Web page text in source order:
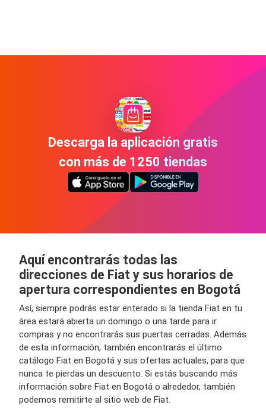
Descarga la aplicación gratis
con más de 1250 tiendas
Aquí encontrarás todas las
direcciones de Fiat y sus horarios de
apertura correspondientes en Bogotá
Así, siempre podrás estar enterado si la tienda Fiat en tu
área estará abierta un domingo o una tarde para ir
compras y no encontrarás sus puertas cerradas. Además
de esta información, también encontrarás el último
catálogo Fiat en Bogotá y sus ofertas actuales, para que
nunca te pierdas un descuento. Si estás buscando más
información sobre Fiat en Bogotá o alrededor, también
podemos remitirte al sitio web de Fiat.